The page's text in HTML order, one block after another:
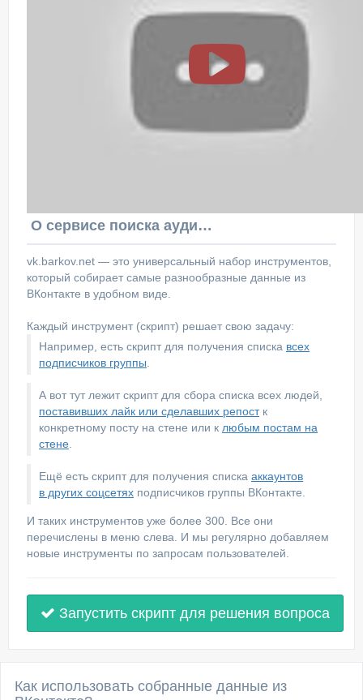
О сервисе поиска аудитории ВКонтакте
vk.barkov.net — это универсальный набор инструментов,
который собирает самые разнообразные данные из
ВКонтакте в удобном виде.
Каждый инструмент (скрипт) решает свою задачу:
Например, есть скрипт для получения списка всех
подписчиков группы
А вот тут лежит скрипт для сбора списка всех людей,
поставивших лайк или сделавших репостк
конкретному посту на стене или к любым постам на
стене
Ещё есть скрипт для получения списка аккаунтов
в других соцсетях подписчиков группы ВКонтакте.
И таких инструментов уже более 300. Все они
перечислены в меню слева. И мы регулярно добавляем
новые инструменты по запросам пользователей.
Запустить скрипт для решения вопроса
Как использовать собранные данные из